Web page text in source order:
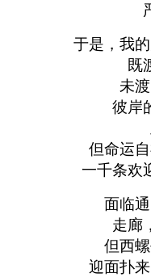
于是，我
既
未
彼岸
但命运
一千条欢
面临
走廊
但西
迎面扑